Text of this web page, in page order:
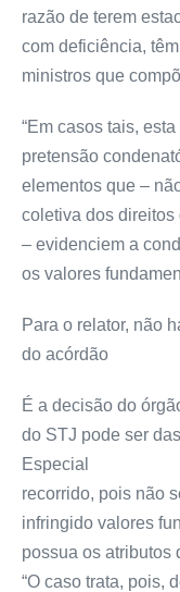
razão de terem
com deficiência,
ministros que
“Em casos tais,
pretensão
elementos que –
coletiva dos
– evidenciem a
os valores
Para o relator, não
do acórdão
É a decisão do
do STJ pode ser
Especial
recorrido, pois não
infringido valores
possua os atributos
“O caso trata, pois,